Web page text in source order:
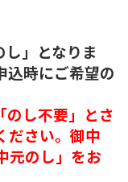
」となりま
込時にご希望の
のし不要」とさ
ださい。御中
元のし」をお